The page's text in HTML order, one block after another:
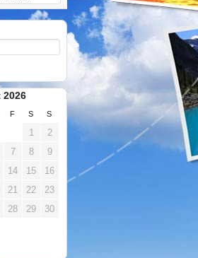
F S S
1
2
7 8
9
14 15
16
21 22
23
28 29
30